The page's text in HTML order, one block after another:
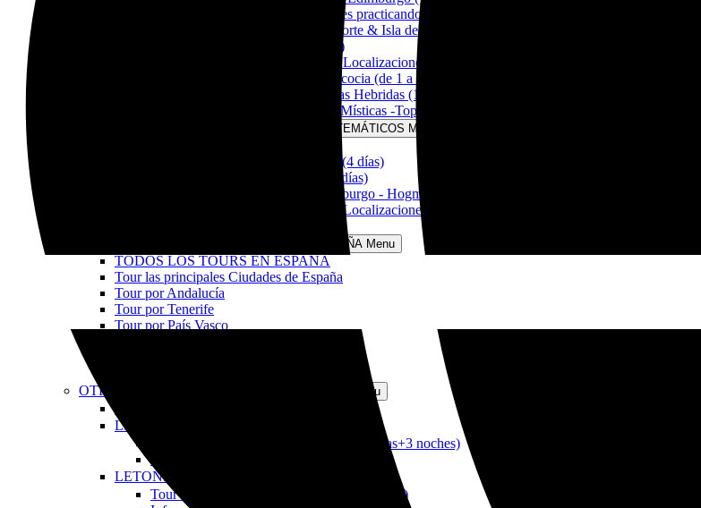
Tour Parques Nacionales Escoceses practicando deportes (7 días)
Tour Escocia Completa, Costas Norte & Isla de Skye (8 días)
Tour Escocia Activamente (8 días)
Tour Escocia a traves de Grandes Localizaciones de Peliculas (8 días)
Tour Taxi Privado Turístico en Escocia (de 1 a 10 días)
Tour Escocia Completa & Las Islas Hebridas (11 días)
El Gran Tour Escocés & las Islas Místicas -Top Tour! (15 días)
Open TOURS TEMÁTICOS Menu
Tour la Ruta del Whisky Escocés (4 días)
Tour Outlander & Isle of Skye (6 días)
Tour Navidad en Escocia & Edimburgo - Hogmanay (5 días)
Tour Escocia a traves de Grandes Localizaciones de Peliculas (8 días)
Open TOURS EN ESPAÑA Menu
TODOS LOS TOURS EN ESPAÑA
Tour las principales Ciudades de España
Tour por Andalucía
Tour por Tenerife
Tour por País Vasco
OTROS DESTINOS
Open OTROS DESTINOS Menu
LITUANIA
Tour Navidades en Lituania & Vilna (4 días+3 noches)
LETONIA
Tour Navidades en Letonia (4 días+3 noches)